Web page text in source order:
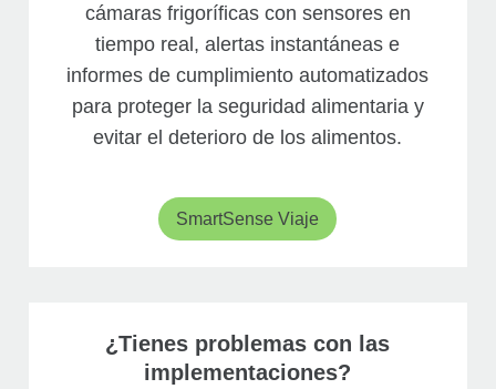
cámaras frigoríficas con sensores en
tiempo real, alertas instantáneas e
informes de cumplimiento automatizados
para proteger la seguridad alimentaria y
evitar el deterioro de los alimentos.
SmartSense Viaje
¿Tienes problemas con las
implementaciones?